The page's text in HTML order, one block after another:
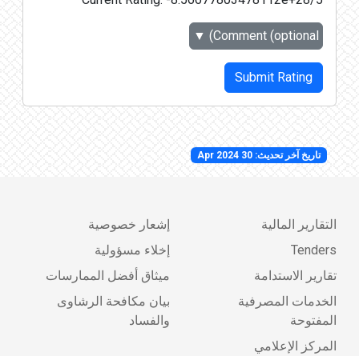
Comment (optional)
▼
Submit Rating
تاريخ آخر تحديث: 30 Apr 2024
التقارير المالية
Tenders
تقارير الاستدامة
الخدمات المصرفية
المفتوحة
المركز الإعلامي
إشعار خصوصية
إخلاء مسؤولية
ميثاق أفضل الممارسات
بيان مكافحة الرشاوى
والفساد